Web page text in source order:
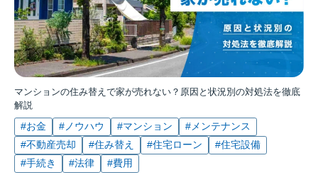
マンションの住み替えで家が売れない？原因と状況別の対処法を徹底
解説
#お金 #ノウハウ #マンション
#メンテナンス
#不動産売却
#住み替え #住宅ローン
#住宅設備
#手続き
#法律 #費用